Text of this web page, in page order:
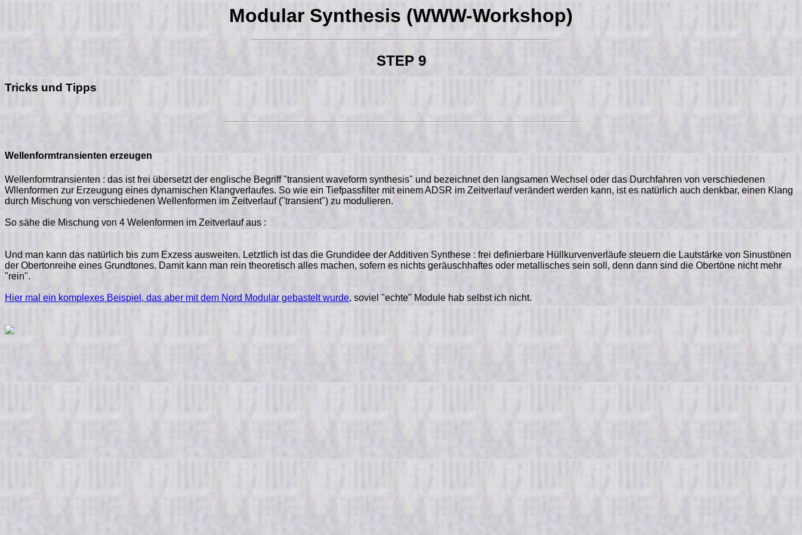
Modular Synthesis (WWW-Workshop)
STEP 9
Tricks und Tipps
Wellenformtransienten erzeugen
Wellenformtransienten : das ist frei übersetzt der englische Begriff "transient waveform synthesis" und bezeichnet den langsamen Wechsel oder das Durchfahren von verschiedenen
Wllenformen zur Erzeugung eines dynamischen Klangverlaufes. So wie ein Tiefpassfilter mit einem ADSR im Zeitverlauf verändert werden kann, ist es natürlich auch denkbar, einen Klang
durch Mischung von verschiedenen Wellenformen im Zeitverlauf ("transient") zu modulieren.
So sähe die Mischung von 4 Welenformen im Zeitverlauf aus :
Und man kann das natürlich bis zum Exzess ausweiten. Letztlich ist das die Grundidee der Additiven Synthese : frei definierbare Hüllkurvenverläufe steuern die Lautstärke von Sinustönen
der Obertonreihe eines Grundtones. Damit kann man rein theoretisch alles machen, sofern es nichts geräuschhaftes oder metallisches sein soll, denn dann sind die Obertöne nicht mehr
"rein".
Hier mal ein komplexes Beispiel, das aber mit dem Nord Modular gebastelt wurde, soviel "echte" Module hab selbst ich nicht.